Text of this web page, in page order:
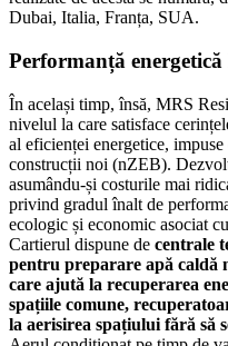
Dubai, Italia, Franța, SUA.
Performanță
În același timp, însă, MRS
nivelul la care satisface
al eficienței energetice,
construcții noi (nZEB).
asumându-și costurile mai
privind gradul înalt de
ecologic și economic asociat
Cartierul dispune de centrale
pentru preparare apă caldă
care ajută la recuperarea
spațiile comune,
la aerisirea spațiului fără să